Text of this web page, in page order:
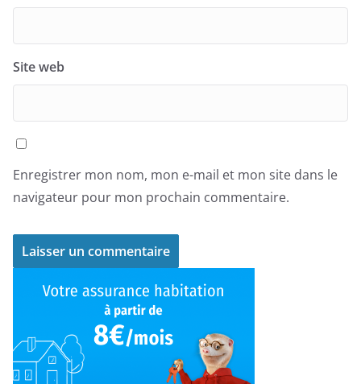
Site web
Enregistrer mon nom, mon e-mail et mon site dans le
navigateur pour mon prochain commentaire.